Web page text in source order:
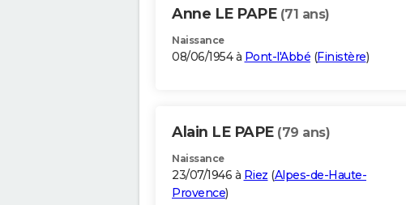
Anne LE PAPE (71 ans)
Naissance
08/06/1954 à Pont-l'Abbé (Finistère)
Alain LE PAPE (79 ans)
Naissance
23/07/1946 à Riez (Alpes-de-Haute-
Provence)